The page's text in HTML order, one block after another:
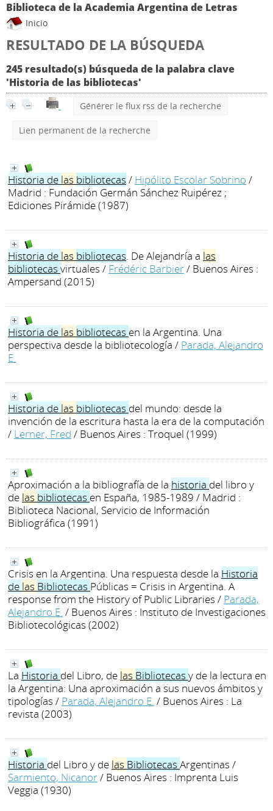
Biblioteca de la Academia Argentina de Letras
Inicio
RESULTADO DE LA BÚSQUEDA
245 resultado(s) búsqueda de la palabra clave
'Historia de las bibliotecas'
Générer le flux rss de la recherche
Lien permanent de la recherche
Historia de las bibliotecas / Hipólito Escolar Sobrino /
Madrid : Fundación Germán Sánchez Ruipérez ;
Ediciones Pirámide (1987)
Historia de las bibliotecas. De Alejandría a las
bibliotecas virtuales / Frédéric Barbier/ Buenos Aires :
Ampersand (2015)
Historia de las bibliotecas en la Argentina. Una
perspectiva desde la bibliotecología / Parada, Alejandro
E.
Historia de las bibliotecas del mundo: desde la
invención de la escritura hasta la era de la computación
/ Lerner, Fred / Buenos Aires : Troquel (1999)
Aproximación a la bibliografía de la historia del libro y
de las bibliotecas en España, 1985-1989 / Madrid :
Biblioteca Nacional, Servicio de Información
Bibliográfica (1991)
Crisis en la Argentina. Una respuesta desde la Historia
de las Bibliotecas Públicas = Crisis in Argentina. A
response from the History of Public Libraries / Parada,
Alejandro E. / Buenos Aires : Instituto de Investigaciones
Bibliotecológicas (2002)
La Historia del Libro, de las Bibliotecas y de la lectura en
la Argentina: Una aproximación a sus nuevos ámbitos y
tipologías / Parada, Alejandro E. / Buenos Aires : La
revista (2003)
Historia del Libro y de las Bibliotecas Argentinas /
Sarmiento, Nicanor/ Buenos Aires : Imprenta Luis
Veggia (1930)